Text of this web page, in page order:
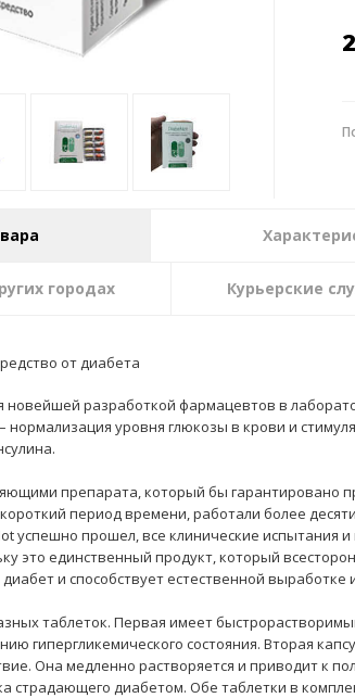
городах Курьерские
от диабета
новейшей разработкой фармацевтов в
уровня глюкозы в крови и
препарата, который бы гарантировано
период времени, работали более
успешно прошел, все клинические испытания
это единственный продукт, который
и способствует естественной выработке
таблеток. Первая имеет
гипергликемического состояния. Вторая
Она медленно растворяется и приводит к
страдающего диабетом. Обе таблетки в